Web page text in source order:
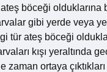
böceği
gibi yerde veya
tür ateş böceği
kışı yeraltında
zaman ortaya